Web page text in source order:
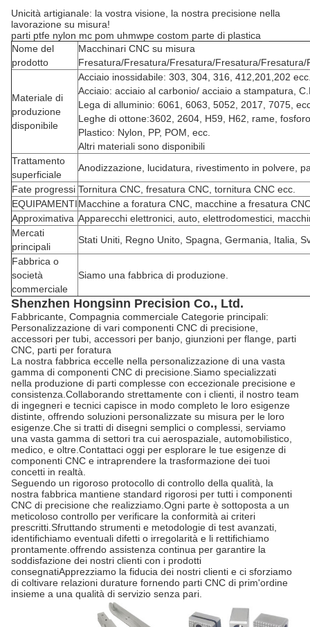
Unicità artigianale: la vostra visione, la nostra precisione nella
lavorazione su misura!
parti ptfe nylon mc pom uhmwpe costom parte di plastica
Nome del
prodotto
Macchinari CNC su misura
Fresatura/Fresatura/Fresatura/Fresatura/
Materiale di
produzione
disponibile
Acciaio inossidabile: 303, 304, 316, 412,201,202
Acciaio: acciaio al carbonio/ acciaio a stampatura,
Lega di alluminio: 6061, 6063, 5052, 2017, 7075,
Leghe di ottone:3602, 2604, H59, H62, rame,
Plastico: Nylon, PP, POM, ecc.
Altri materiali sono disponibili
Trattamento
superficiale
Anodizzazione, lucidatura, rivestimento in polvere,
Fate progressi Tornitura CNC, fresatura CNC, tornitura CNC ecc.
EQUIPAMENTIMacchine a foratura CNC, macchine a fresatura
Approximativa Apparecchi elettronici, auto, elettrodomestici,
Mercati
principali
Stati Uniti, Regno Unito, Spagna, Germania, Italia,
Fabbrica o
società
commerciale
Siamo una fabbrica di produzione.
Shenzhen Hongsinn Precision Co., Ltd.
Fabbricante, Compagnia commerciale Categorie principali:
Personalizzazione di vari componenti CNC di precisione,
accessori per tubi, accessori per banjo, giunzioni per flange, parti
CNC, parti per foratura
La nostra fabbrica eccelle nella personalizzazione di una vasta
gamma di componenti CNC di precisione.Siamo specializzati
nella produzione di parti complesse con eccezionale precisione e
consistenza.Collaborando strettamente con i clienti, il nostro team
di ingegneri e tecnici capisce in modo completo le loro esigenze
distinte, offrendo soluzioni personalizzate su misura per le loro
esigenze.Che si tratti di disegni semplici o complessi, serviamo
una vasta gamma di settori tra cui aerospaziale, automobilistico,
medico, e oltre.Contattaci oggi per esplorare le tue esigenze di
componenti CNC e intraprendere la trasformazione dei tuoi
concetti in realtà.
Seguendo un rigoroso protocollo di controllo della qualità, la
nostra fabbrica mantiene standard rigorosi per tutti i componenti
CNC di precisione che realizziamo.Ogni parte è sottoposta a un
meticoloso controllo per verificare la conformità ai criteri
prescritti.Sfruttando strumenti e metodologie di test avanzati,
identifichiamo eventuali difetti o irregolarità e li rettifichiamo
prontamente.offrendo assistenza continua per garantire la
soddisfazione dei nostri clienti con i prodotti
consegnatiApprezziamo la fiducia dei nostri clienti e ci sforziamo
di coltivare relazioni durature fornendo parti CNC di prim'ordine
insieme a una qualità di servizio senza pari.